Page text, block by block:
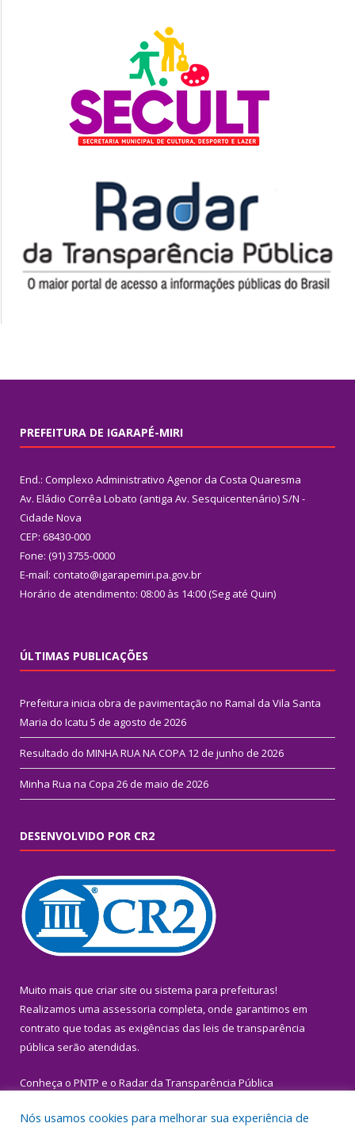
PREFEITURA DE IGARAPÉ-MIRI
End.: Complexo Administrativo Agenor da Costa Quaresma
Av. Eládio Corrêa Lobato (antiga Av. Sesquicentenário) S/N -
Cidade Nova
CEP: 68430-000
Fone: (91) 3755-0000
E-mail: contato@igarapemiri.pa.gov.br
Horário de atendimento: 08:00 às 14:00 (Seg até Quin)
ÚLTIMAS PUBLICAÇÕES
Prefeitura inicia obra de pavimentação no Ramal da Vila Santa
Maria do Icatu 5 de agosto de 2026
Resultado do MINHA RUA NA COPA 12 de junho de 2026
Minha Rua na Copa 26 de maio de 2026
DESENVOLVIDO POR CR2
Muito mais que criar site ou sistema para prefeituras!
Realizamos uma assessoria completa, onde garantimos em
contrato que todas as exigências das leis de transparência
pública serão atendidas.
Conheça o PNTP e o Radar da Transparência Pública
Nós usamos cookies para melhorar sua experiência de